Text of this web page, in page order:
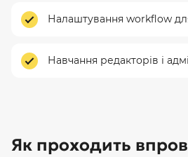
Налаштування workflow
Навчання редакторів і
Як проходить